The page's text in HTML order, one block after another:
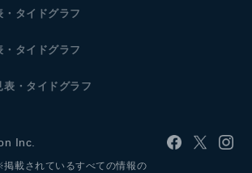
・タイドグラフ
・タイドグラフ
表・タイドグラフ
Inc.
載されているすべての情報の